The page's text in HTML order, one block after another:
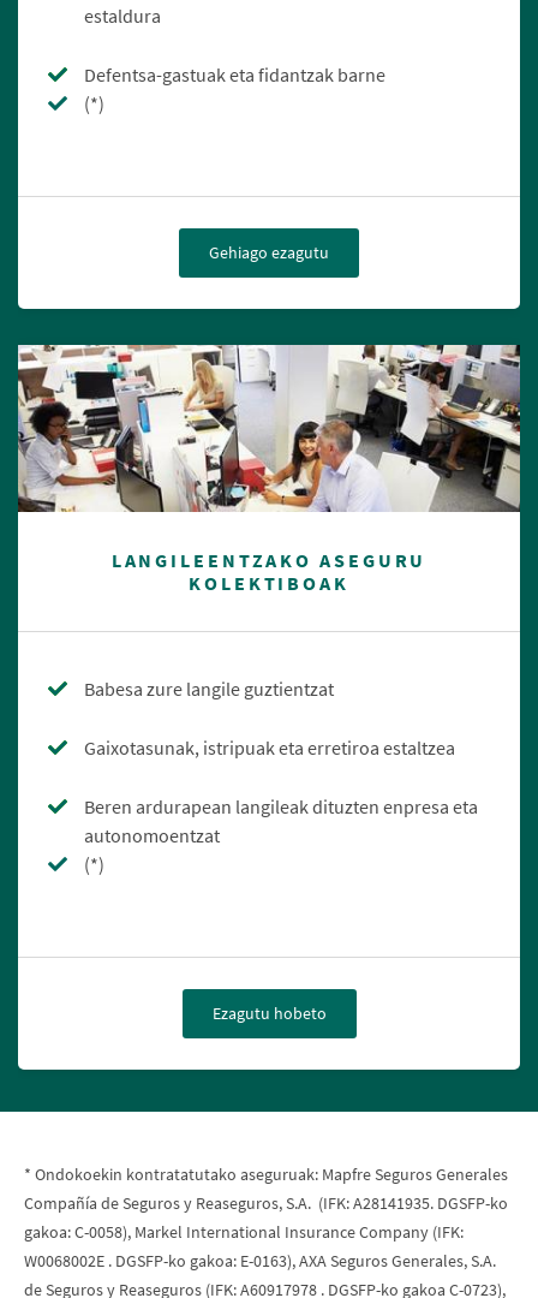
estaldura
Defentsa-gastuak eta fidantzak barne
(*)
Gehiago ezagutu
LANGILEENTZAKO ASEGURU
KOLEKTIBOAK
Babesa zure langile guztientzat
Gaixotasunak, istripuak eta erretiroa estaltzea
Beren ardurapean langileak dituzten enpresa eta
autonomoentzat
(*)
Ezagutu hobeto
* Ondokoekin kontratatutako aseguruak: Mapfre Seguros Generales
Compañía de Seguros y Reaseguros, S.A. (IFK: A28141935. DGSFP-ko
gakoa: C-0058), Markel International Insurance Company (IFK:
W0068002E . DGSFP-ko gakoa: E-0163), AXA Seguros Generales, S.A.
de Seguros y Reaseguros (IFK: A60917978 . DGSFP-ko gakoa C-0723),